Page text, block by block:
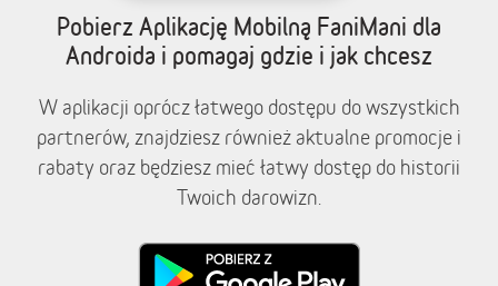
Pobierz Aplikację Mobilną FaniMani dla
Androida i pomagaj gdzie i jak chcesz
W aplikacji oprócz łatwego dostępu do wszystkich
partnerów, znajdziesz również aktualne promocje i
rabaty oraz będziesz mieć łatwy dostęp do historii
Twoich darowizn.